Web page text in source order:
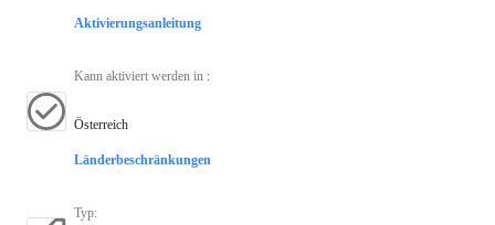
Aktivierungsanleitung
Kann aktiviert werden in :
Österreich
Länderbeschränkungen
Typ: